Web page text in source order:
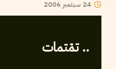
24 سبتمبر 2006
.. تمْتمات